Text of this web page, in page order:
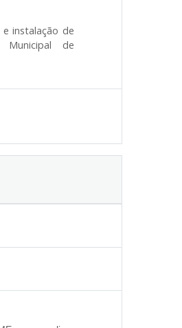
instalação de
Municipal de